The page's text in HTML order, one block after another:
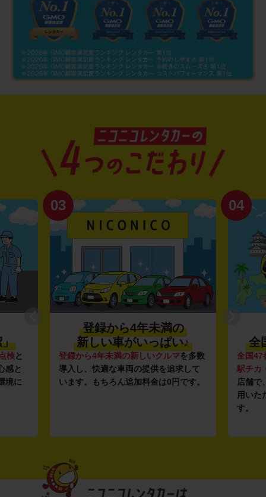
」
検と
感と
境に
03
登録から4年未満の
新しい車がいっぱい♪
登録から4年未満の新しいクルマを多数
導入し、快適な車両の提供を追求して
います。もちろん追加料金は0円です。
04
全
全国47
駅チカ
店舗で
用いた
す。